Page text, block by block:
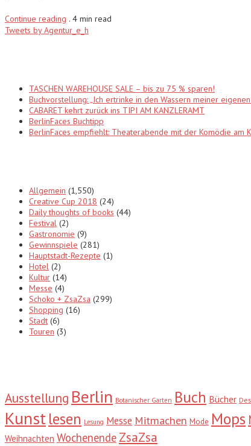
Continue reading . 4 min read
Tweets by Agentur_e_h
TASCHEN WAREHOUSE SALE – bis zu 75 % sparen!
Buchvorstellung: „Ich ertrinke in den Wassern meiner
CABARET kehrt zurück ins TIPI AM KANZLERAMT
BerlinFaces Buchtipp
BerlinFaces empfiehlt: Theaterabende mit der Komödie am
Allgemein (1,550)
Creative Cup 2018 (24)
Daily thoughts of books (44)
Festival (2)
Gastronomie (9)
Gewinnspiele (281)
Hauptstadt-Rezepte (1)
Hotel (2)
Kultur (14)
Messe (4)
Schoko + ZsaZsa (299)
Shopping (16)
Stadt (6)
Touren (3)
Ausstellung Berlin Botanischer Garten Buch Bücher
Kunstlesen Lesung Messe Mitmachen Mode Mops
Weihnachten Wochenende ZsaZsa